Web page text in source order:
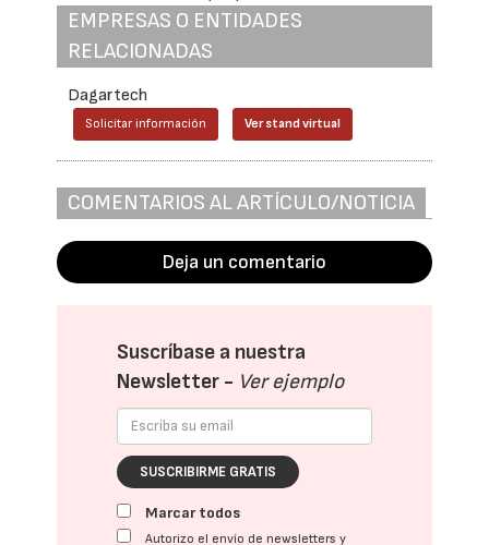
EMPRESAS O ENTIDADES
RELACIONADAS
Dagartech
Solicitar información Ver stand virtual
COMENTARIOS AL ARTÍCULO/NOTICIA
Deja un comentario
Suscríbase a nuestra
Newsletter - Ver ejemplo
SUSCRIBIRME GRATIS
Marcar todos
Autorizo el envío de newsletters y